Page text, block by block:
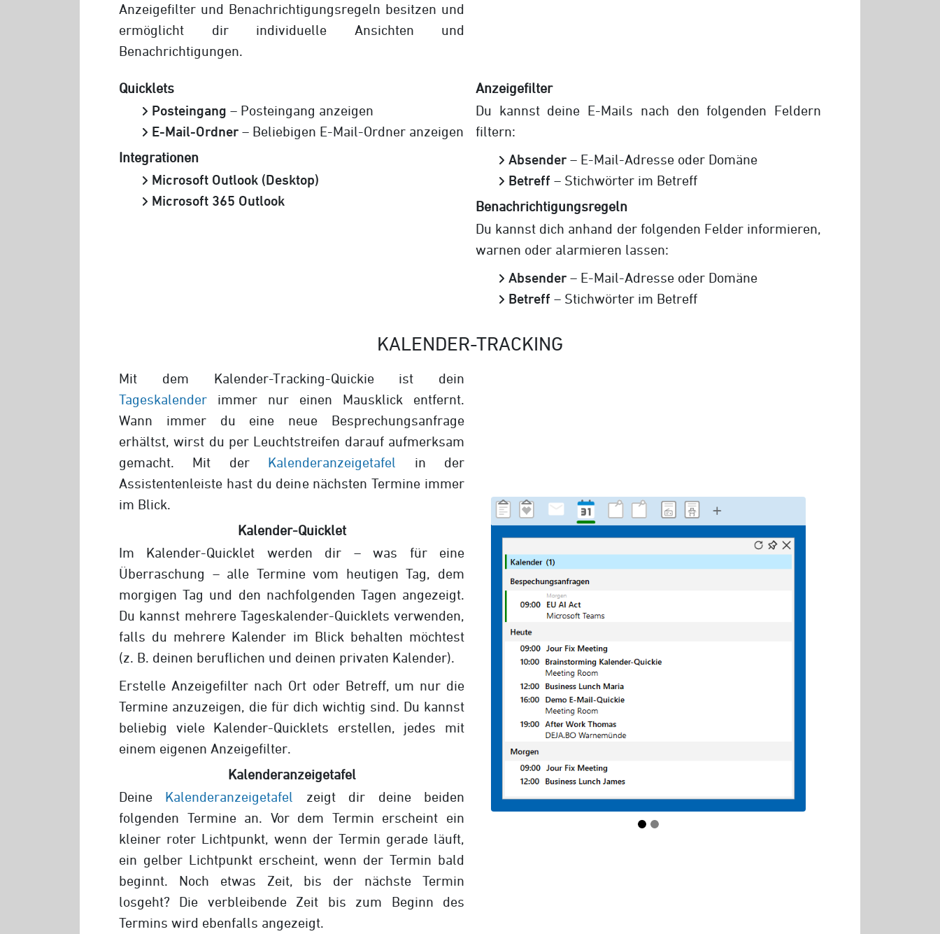
Anzeigefilter und Benachrichtigungsregeln besitzen und
ermöglicht dir individuelle Ansichten und
Benachrichtigungen.
Quicklets
Posteingang – Posteingang anzeigen
E-Mail-Ordner – Beliebigen E-Mail-Ordner anzeigen
Integrationen
Microsoft Outlook (Desktop)
Microsoft 365 Outlook
Anzeigefilter
Du kannst deine E-Mails nach den folgenden Feldern
filtern:
Absender – E-Mail-Adresse oder Domäne
Betreff – Stichwörter im Betreff
Benachrichtigungsregeln
Du kannst dich anhand der folgenden Felder informieren,
warnen oder alarmieren lassen:
Absender – E-Mail-Adresse oder Domäne
Betreff – Stichwörter im Betreff
KALENDER-TRACKING
Mit dem Kalender-Tracking-Quickie ist dein
Tageskalender immer nur einen Mausklick entfernt.
Wann immer du eine neue Besprechungsanfrage
erhältst, wirst du per Leuchtstreifen darauf aufmerksam
gemacht. Mit der Kalenderanzeigetafel in der
Assistentenleiste hast du deine nächsten Termine immer
im Blick.
Kalender-Quicklet
Im Kalender-Quicklet werden dir – was für eine
Überraschung – alle Termine vom heutigen Tag, dem
morgigen Tag und den nachfolgenden Tagen angezeigt.
Du kannst mehrere Tageskalender-Quicklets verwenden,
falls du mehrere Kalender im Blick behalten möchtest
(z. B. deinen beruflichen und deinen privaten Kalender).
Erstelle Anzeigefilter nach Ort oder Betreff, um nur die
Termine anzuzeigen, die für dich wichtig sind. Du kannst
beliebig viele Kalender-Quicklets erstellen, jedes mit
einem eigenen Anzeigefilter.
Kalenderanzeigetafel
Deine Kalenderanzeigetafel
zeigt dir deine beiden
folgenden Termine an. Vor dem Termin erscheint ein
kleiner roter Lichtpunkt, wenn der Termin gerade läuft,
ein gelber Lichtpunkt erscheint, wenn der Termin bald
beginnt. Noch etwas Zeit, bis der nächste Termin
losgeht? Die verbleibende Zeit bis zum Beginn des
Termins wird ebenfalls angezeigt.